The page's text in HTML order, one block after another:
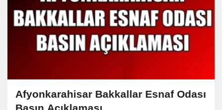
Afyonkarahisar Bakkallar Esnaf Odası
Basın Açıklaması